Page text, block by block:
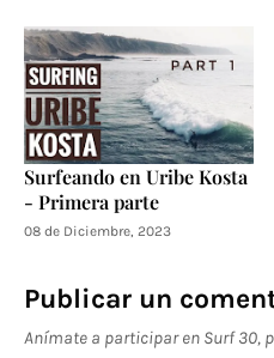
Surfeando en Uribe Kosta
- Primera parte
08 de Diciembre, 2023
Publicar un
Anímate a participar en Surf 30,